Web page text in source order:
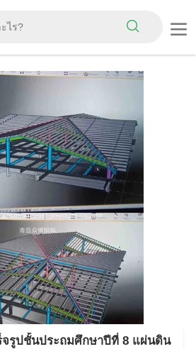
ร็จรูปชั้นประถมศึกษาปีที่ 8 แผ่นดิน